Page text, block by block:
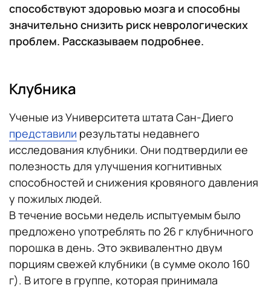
способствуют здоровью мозга и способны
значительно снизить риск неврологических
проблем. Рассказываем подробнее.
Клубника
Ученые из Университета штата Сан-Диего
представили результаты недавнего
исследования клубники. Они подтвердили ее
полезность для улучшения когнитивных
способностей и снижения кровяного давления
у пожилых людей.
В течение восьми недель испытуемым было
предложено употреблять по 26 г клубничного
порошка в день. Это эквивалентно двум
порциям свежей клубники (в сумме около 160
г). В итоге в группе, которая принимала